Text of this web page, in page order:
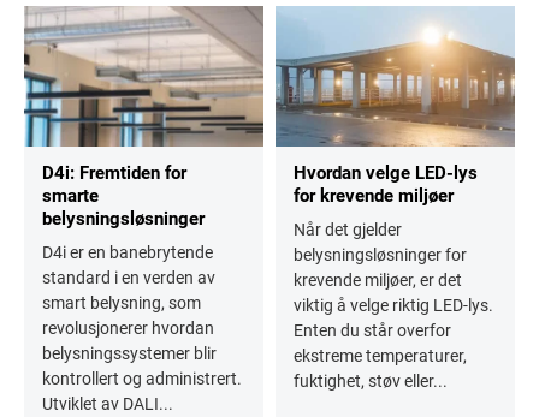
D4i: Fremtiden for
smarte
belysningsløsninger
D4i er en banebrytende
standard i en verden av
smart belysning, som
revolusjonerer hvordan
belysningssystemer blir
kontrollert og administrert.
Utviklet av DALI...
Hvordan velge LED-lys
for krevende miljøer
Når det gjelder
belysningsløsninger for
krevende miljøer, er det
viktig å velge riktig LED-lys.
Enten du står overfor
ekstreme temperaturer,
fuktighet, støv eller...